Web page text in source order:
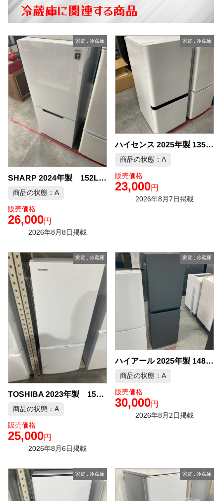
冷蔵庫に関連する商品
家電, 冷蔵庫
SHARP 2024年製 152L 冷凍冷蔵庫 中古品販売
商品の状態：A
販売価格
26,000円
2026年8月8日掲載
家電 冷蔵庫
ハイセンス 2025年製 135L 冷蔵庫 中古品販売
商品の状態：A
販売価格
23,000円
2026年8月7日掲載
家電, 冷蔵庫
TOSHIBA 2023年製 153L 冷凍冷蔵庫 中古品販売
商品の状態：A
販売価格
25,000円
2026年8月6日掲載
家電 冷蔵庫
ハイアール 2025年製 148L 冷蔵庫 中古品販売
商品の状態：A
販売価格
30,000円
2026年8月2日掲載
家電, 冷蔵庫 家電 冷蔵庫